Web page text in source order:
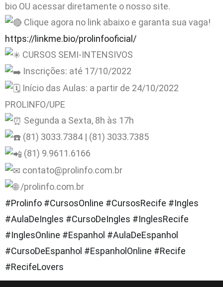
bio OU acessar diretamente o nosso site.
Clique agora no link abaixo e garanta sua vaga!
https://linkme.bio/prolinfooficial/
CURSOS SEMI-INTENSIVOS
Inscrições: até 17/10/2022
Início das Aulas: a partir de 24/10/2022
PROLINFO/UPE
Segunda a Sexta, 8h às 17h
(81) 3033.7384 | (81) 3033.7385
(81) 9.9611.6166
contato@prolinfo.com.br
/prolinfo.com.br
#Prolinfo #CursosOnline #CursosRecife #Ingles
#AulaDeIngles #CursoDeIngles #InglesRecife
#InglesOnline #Espanhol #AulaDeEspanhol
#CursoDeEspanhol #EspanholOnline #Recife
#RecifeLovers